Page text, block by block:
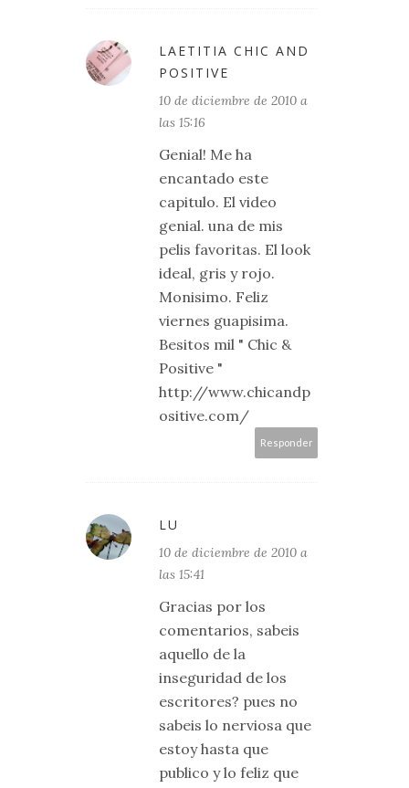
LAETITIA CHIC AND
POSITIVE
10 de diciembre de 2010 a
las 15:16
Genial! Me ha
encantado este
capitulo. El video
genial. una de mis
pelis favoritas. El look
ideal, gris y rojo.
Monisimo. Feliz
viernes guapisima.
Besitos mil " Chic &
Positive "
http://www.chicandp
ositive.com/
Responder
LU
10 de diciembre de 2010 a
las 15:41
Gracias por los
comentarios, sabeis
aquello de la
inseguridad de los
escritores? pues no
sabeis lo nerviosa que
estoy hasta que
publico y lo feliz que